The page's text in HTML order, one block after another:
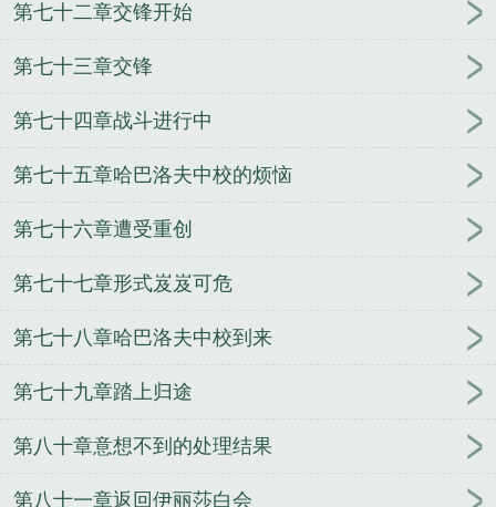
第七十二章交锋开始
第七十三章交锋
第七十四章战斗进行中
第七十五章哈巴洛夫中校的烦恼
第七十六章遭受重创
第七十七章形式岌岌可危
第七十八章哈巴洛夫中校到来
第七十九章踏上归途
第八十章意想不到的处理结果
第八十一章返回伊丽莎白会